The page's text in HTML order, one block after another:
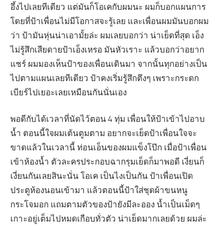
อึ้งไปเลยทีเดียว แต่มันก็โอเคกับผมนะ ผมก็บอกแผนการ
โดยที่ป้าเพื่อนไม่มีโอกาสจะรู้เลย และเพื่อนผมมันบอกผม
ว่า ป้ามันหุ่นน่าเอามั้ยล่ะ ผมเลยบอกว่า น่าเย็ดที่สุด เอ็ง
ไม่รู้สึกเสียดายป้าเอ็งเหรอ มันหัวเราะ แล้วบอกว่าอยาก
แชร์ ผมมองเห็นป้าของเพื่อนเดินมา จากนั้นทุกอย่างเป็น
ไปตามแผนเลยทีเดียว ป้าคงเริ่มรู้สึกตึงๆ เพราะกระดก
เบียร์ไปเยอะเลยเหมือนกันนั่นเอง
พอดีกับได้เวลาที่นัดไว้ตอน 4 ทุ่ม เพื่อนให้ป้าเข้าไปอาบ
น้ำ ตอนนี้ใจผมเต้นตูมตาม อยากจะเย็ดป้าเพื่อนใจจะ
ขาดแล้วในเวลานี้ ท่อนเอ็นของผมแข็งโป๊ก เมื่อป้าเพื่อน
เข้าห้องน้ำ ตัวละครประกอบฉากรุมเย็ดก็มาพอดี เงี่ยนก็
เงี่ยนกันเลยสินะนั่น โอเค เป็นไงเป็นกัน ป้าเพื่อนเปิด
ประตูห้องนอนเข้ามา แล้วตอนนี้ป้าใส่ชุดผ้าขนหนู
กระโจมอก แถมตามตัวของป้ายังมีละออง น้ำเป็นเม็ดๆ
เกาะอยู่เต็มไปหมดเกือบทั่วตัว น่าเย็ดมากเลยด้วย ผมล่ะ